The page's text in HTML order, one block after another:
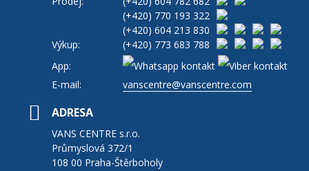
(+420) 770 193 322
(+420) 604 213 830
Výkup:
(+420) 773 683 788
App:
E-mail:
vanscentre@vanscentre.com
ADRESA
VANS CENTRE s.r.o.
Průmyslová 372/1
108 00 Praha-Štěrboholy